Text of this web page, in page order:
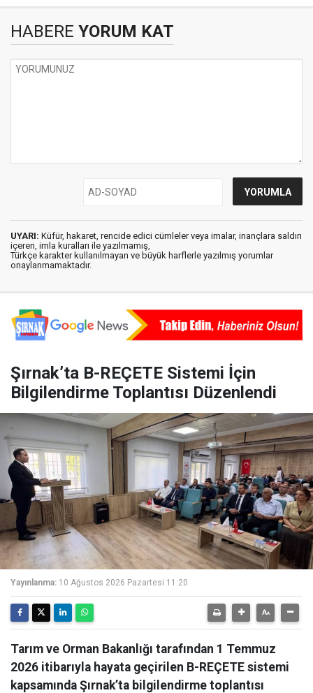
HABERE YORUM KAT
UYARI: Küfür, hakaret, rencide edici cümleler veya imalar, inançlara saldırı
içeren, imla kuralları ile yazılmamış,
Türkçe karakter kullanılmayan ve büyük harflerle yazılmış yorumlar
onaylanmamaktadır.
Şırnak’ta B-REÇETE Sistemi İçin
Bilgilendirme Toplantısı Düzenlendi
Yayınlanma: 10 Ağustos 2026 Pazartesi 11:20
Tarım ve Orman Bakanlığı tarafından 1 Temmuz
2026 itibarıyla hayata geçirilen B-REÇETE sistemi
kapsamında Şırnak’ta bilgilendirme toplantısı